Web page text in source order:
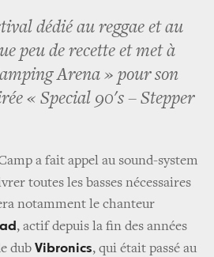
dédié au reggae et au
peu de recette et met à
Arena » pour son
« Special 90's – Stepper
a fait appel au sound-system
toutes les basses nécessaires
notamment le chanteur
, actif depuis la fin des années
dub Vibronics, qui était passé au